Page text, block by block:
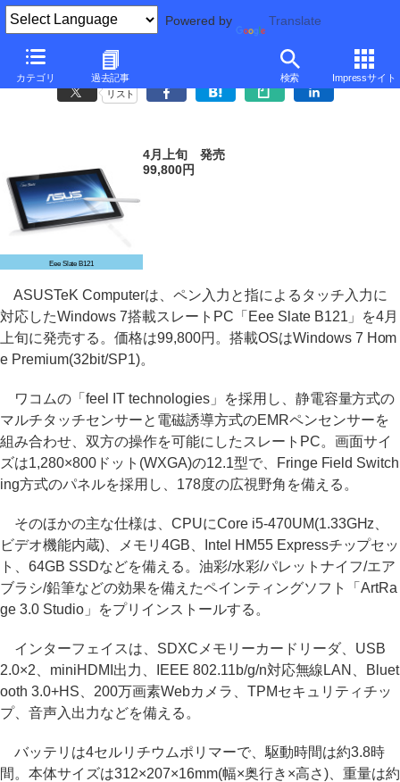
Powered by Translate
カテゴリ 過去記事 検索 Impressサイト
ASUSTeK、ペンと指タッチ対応のWindows 7スレートPC
リスト
Eee Slate B121
4月上旬 発売
99,800円
ASUSTeK Computerは、ペン入力と指によるタッチ入力に
対応したWindows 7搭載スレートPC「Eee Slate B121」を4月
上旬に発売する。価格は99,800円。搭載OSはWindows 7 Hom
e Premium(32bit/SP1)。
ワコムの「feel IT technologies」を採用し、静電容量方式の
マルチタッチセンサーと電磁誘導方式のEMRペンセンサーを
組み合わせ、双方の操作を可能にしたスレートPC。画面サイ
ズは1,280×800ドット(WXGA)の12.1型で、Fringe Field Switch
ing方式のパネルを採用し、178度の広視野角を備える。
そのほかの主な仕様は、CPUにCore i5-470UM(1.33GHz、
ビデオ機能内蔵)、メモリ4GB、Intel HM55 Expressチップセッ
ト、64GB SSDなどを備える。油彩/水彩/パレットナイフ/エア
ブラシ/鉛筆などの効果を備えたペインティングソフト「ArtRa
ge 3.0 Studio」をプリインストールする。
インターフェイスは、SDXCメモリーカードリーダ、USB
2.0×2、miniHDMI出力、IEEE 802.11b/g/n対応無線LAN、Bluet
ooth 3.0+HS、200万画素Webカメラ、TPMセキュリティチッ
プ、音声入出力などを備える。
バッテリは4セルリチウムポリマーで、駆動時間は約3.8時
間。本体サイズは312×207×16mm(幅×奥行き×高さ)、重量は約